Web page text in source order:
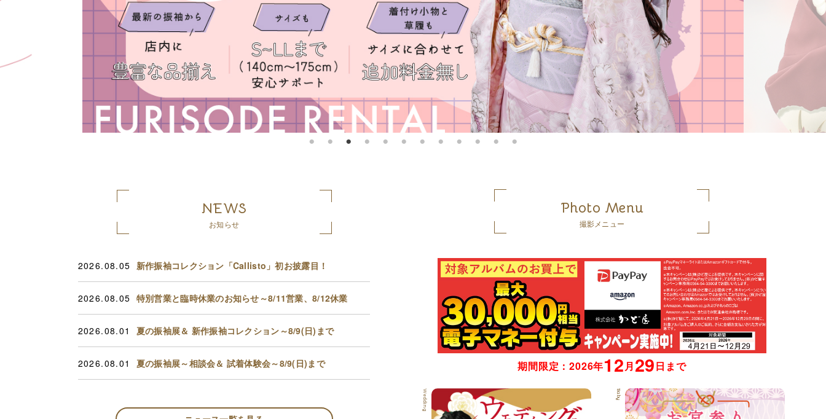
NEWS
お知らせ
2026.08.05 新作振袖コレクション「Callisto」初お披露目！
2026.08.05 特別営業と臨時休業のお知らせ～8/11営業、8/12休業
2026.08.01 夏の振袖展＆ 新作振袖コレクション～8/9(日)まで
2026.08.01 夏の振袖展～相談会＆ 試着体験会～8/9(日)まで
Photo Menu
撮影メニュー
期間限定：2026年12月29日まで
Wedding Baby